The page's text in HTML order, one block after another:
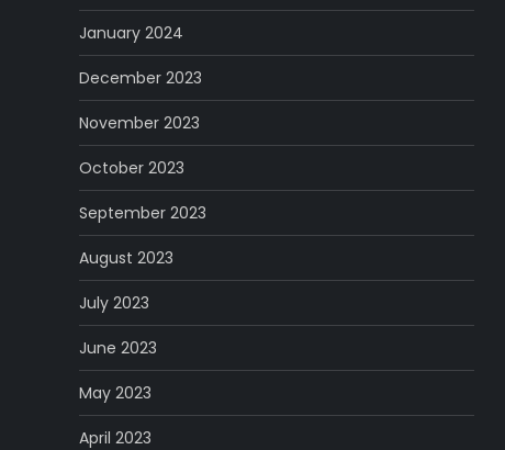
January 2024
December 2023
November 2023
October 2023
September 2023
August 2023
July 2023
June 2023
May 2023
April 2023